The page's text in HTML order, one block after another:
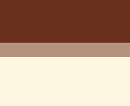
content